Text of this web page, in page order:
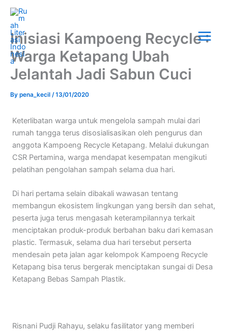
Skip
content
Menu
Inisiasi Kampoeng Recycle :
Warga Ketapang Ubah
Jelantah Jadi Sabun Cuci
By pena_kecil /13/01/2020
Keterlibatan warga untuk mengelola sampah mulai dari
rumah tangga terus disosialisasikan oleh pengurus dan
anggota Kampoeng Recycle Ketapang. Melalui dukungan
CSR Pertamina, warga mendapat kesempatan mengikuti
pelatihan pengolahan sampah selama dua hari.
Di hari pertama selain dibakali wawasan tentang
membangun ekosistem lingkungan yang bersih dan sehat,
peserta juga terus mengasah keterampilannya terkait
menciptakan produk-produk berbahan baku dari kemasan
plastic. Termasuk, selama dua hari tersebut perserta
mendesain peta jalan agar kelompok Kampoeng Recycle
Ketapang bisa terus bergerak menciptakan sungai di Desa
Ketapang Bebas Sampah Plastik.
Risnani Pudji Rahayu, selaku fasilitator yang memberi